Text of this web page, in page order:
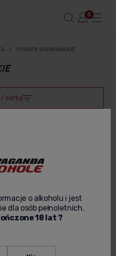
/ SYROPY BARMAŃSKIE
/ sortuj
o alkoholu i jest
dla osób pełnoletnich.
18 lat ?